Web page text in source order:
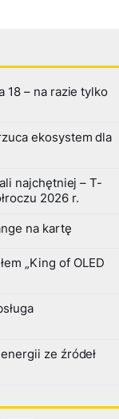
18 – na razie tylko
ekosystem dla
najchętniej – T-
2026 r.
na kartę
„King of OLED
ze źródeł